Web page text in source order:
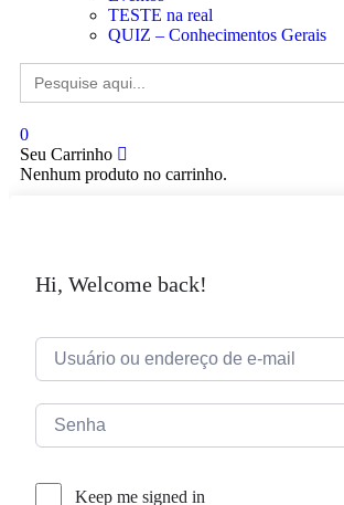
TESTE na real
QUIZ – Conhecimentos Gerais
Search
for:
0
Seu Carrinho
Nenhum produto no carrinho.
Hi, Welcome back!
Keep me signed in